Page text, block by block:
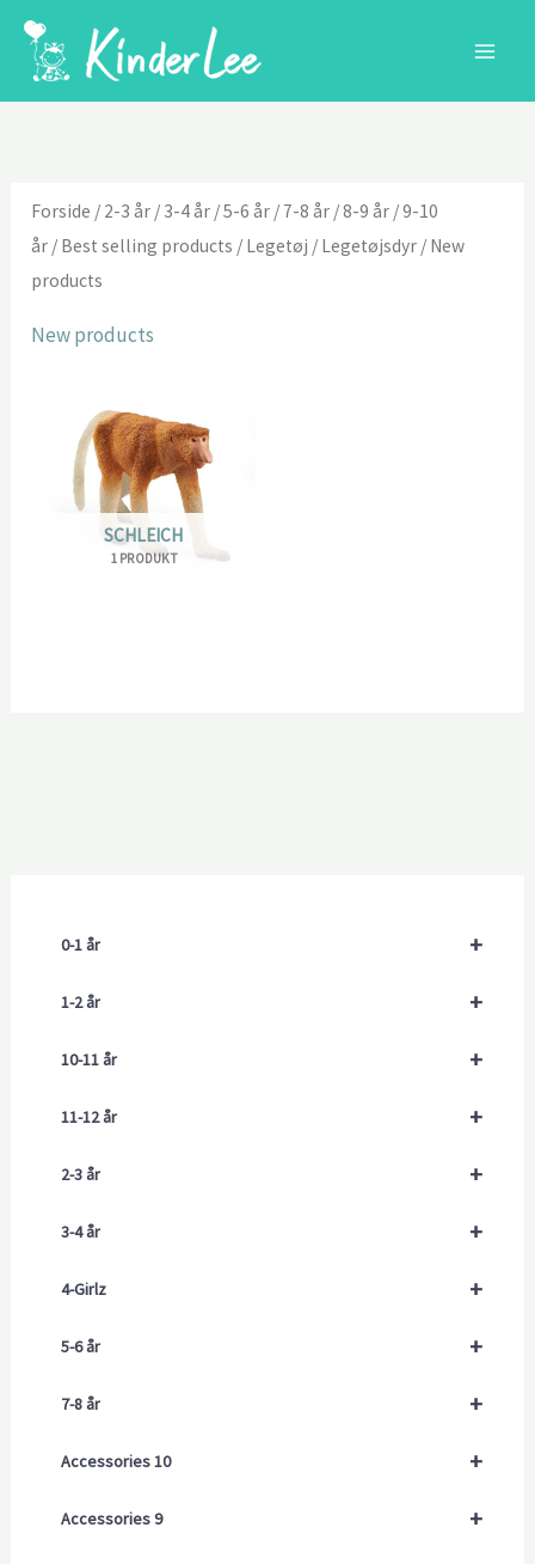
+
0-1 år
+
1-2 år
+
10-11 år
+
11-12 år
+
2-3 år
+
3-4 år
+
4-Girlz
+
5-6 år
+
7-8 år
+
Accessories 10
+
Accessories 9
Forside / 2-3 år / 3-4 år /5-6 år / 7-8 år /8-9 år /9-10
år / Best selling products / Legetøj / Legetøjsdyr / New
products
New products
SCHLEICH
1 PRODUKT